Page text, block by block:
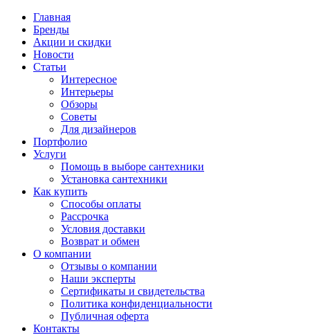
Главная
Бренды
Акции и скидки
Новости
Статьи
Интересное
Интерьеры
Обзоры
Советы
Для дизайнеров
Портфолио
Услуги
Помощь в выборе сантехники
Установка сантехники
Как купить
Способы оплаты
Рассрочка
Условия доставки
Возврат и обмен
О компании
Отзывы о компании
Наши эксперты
Сертификаты и свидетельства
Политика конфиденциальности
Публичная оферта
Контакты